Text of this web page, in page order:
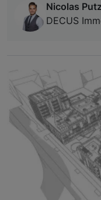
Nicolas
DECUS